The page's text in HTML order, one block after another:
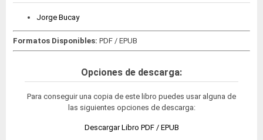
Jorge Bucay
Formatos Disponibles: PDF / EPUB
Opciones de descarga:
Para conseguir una copia de este libro puedes usar alguna de
las siguientes opciones de descarga:
Descargar Libro PDF / EPUB